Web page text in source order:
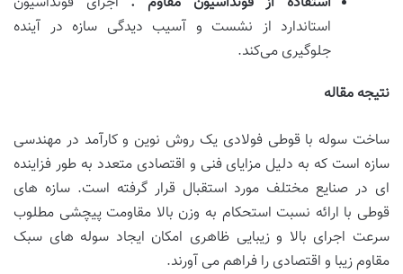
استاندارد از نشست و آسیب دیدگی سازه در آینده
جلوگیری می‌کند.
نتیجه مقاله
ساخت سوله با قوطی فولادی یک روش نوین و کارآمد در مهندسی
سازه است که به دلیل مزایای فنی و اقتصادی متعدد به طور فزاینده
ای در صنایع مختلف مورد استقبال قرار گرفته است. سازه های
قوطی با ارائه نسبت استحکام به وزن بالا مقاومت پیچشی مطلوب
سرعت اجرای بالا و زیبایی ظاهری امکان ایجاد سوله های سبک
مقاوم زیبا و اقتصادی را فراهم می آورند.